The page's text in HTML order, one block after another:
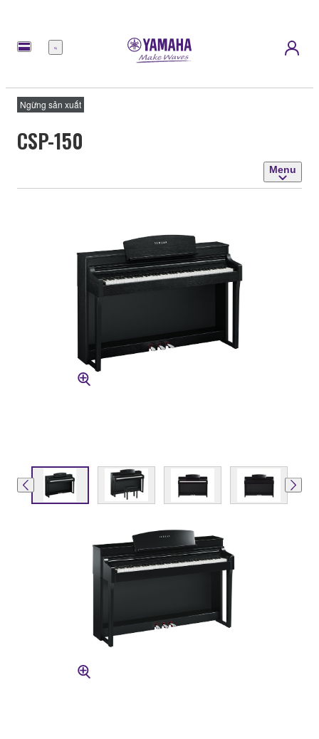
Menu
Ngừng sản xuất
CSP-150
Menu